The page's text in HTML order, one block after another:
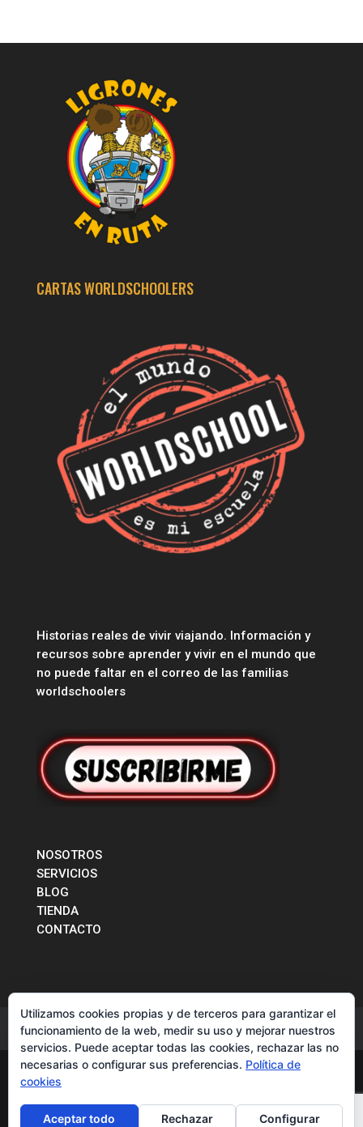
CARTAS WORLDSCHOOLERS
Historias reales de vivir viajando. Información y
recursos sobre aprender y vivir en el mundo que
no puede faltar en el correo de las familias
worldschoolers
NOSOTROS
SERVICIOS
BLOG
TIENDA
CONTACTO
CONTACTO
creado porCarla Martínez/ Política de Privacidad
Utilizamos cookies propias y de terceros para garantizar el
funcionamiento de la web, medir su uso y mejorar nuestros
servicios. Puede aceptar todas las cookies, rechazar las no
necesarias o configurar sus preferencias. Política de
cookies
Aceptar todo Rechazar Configurar